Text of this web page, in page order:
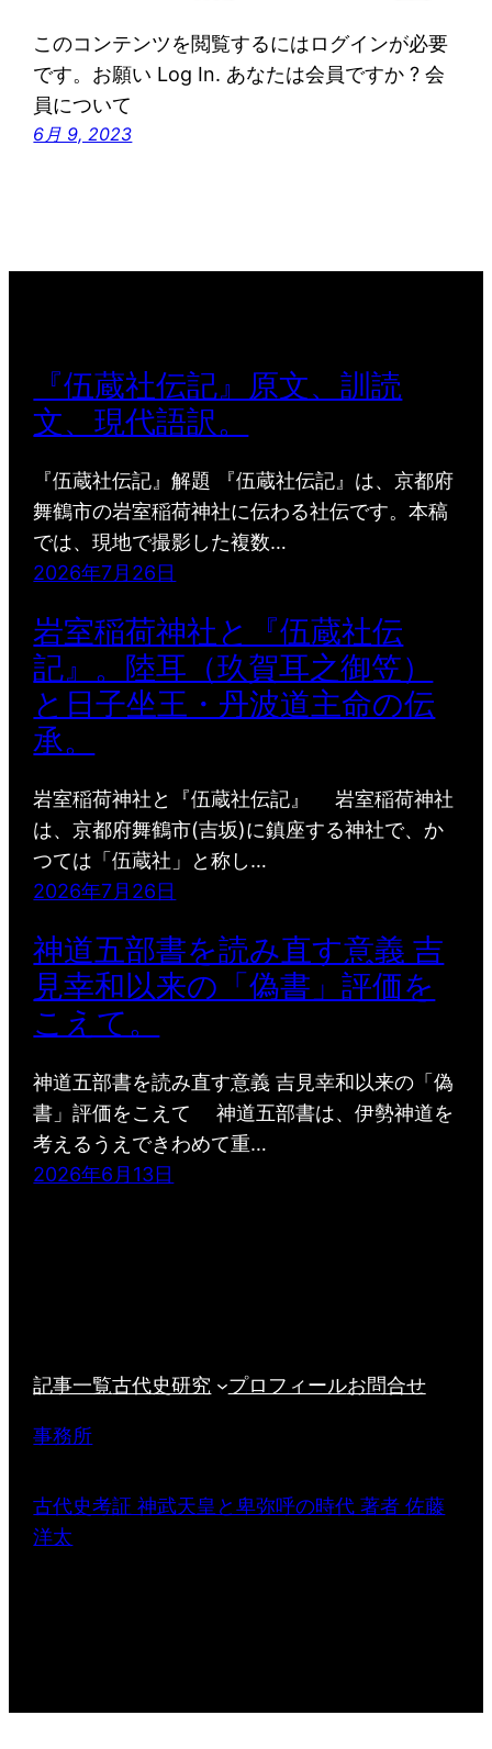
このコンテンツを閲覧するにはログインが必要
です。お願い Log In. あなたは会員ですか ? 会
員について
6月 9, 2023
『伍蔵社伝記』原文、訓読
文、現代語訳。
『伍蔵社伝記』解題 『伍蔵社伝記』は、京都府
舞鶴市の岩室稲荷神社に伝わる社伝です。本稿
では、現地で撮影した複数…
2026年7月26日
岩室稲荷神社と『伍蔵社伝
記』。陸耳（玖賀耳之御笠）
と日子坐王・丹波道主命の伝
承。
岩室稲荷神社と『伍蔵社伝記』 岩室稲荷神社
は、京都府舞鶴市(吉坂)に鎮座する神社で、か
つては「伍蔵社」と称し…
2026年7月26日
神道五部書を読み直す意義 吉
見幸和以来の「偽書」評価を
こえて。
神道五部書を読み直す意義 吉見幸和以来の「偽
書」評価をこえて 神道五部書は、伊勢神道を
考えるうえできわめて重…
2026年6月13日
記事一覧古代史研究 プロフィールお問合せ
事務所
古代史考証 神武天皇と卑弥呼の時代 著者 佐藤
洋太